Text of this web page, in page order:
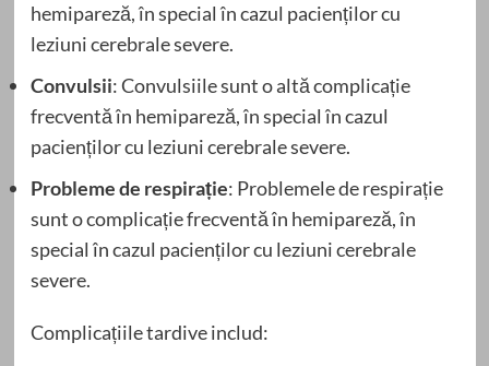
hemipareză, în special în cazul pacienților cu
leziuni cerebrale severe.
Convulsii: Convulsiile sunt o altă complicație
frecventă în hemipareză, în special în cazul
pacienților cu leziuni cerebrale severe.
Probleme de respirație: Problemele de respirație
sunt o complicație frecventă în hemipareză, în
special în cazul pacienților cu leziuni cerebrale
severe.
Complicațiile tardive includ: